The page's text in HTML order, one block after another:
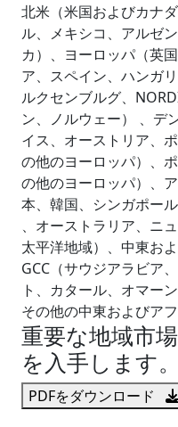
北米（米国およびカナ
ル、メキシコ、アルゼ
カ）、ヨーロッパ（英
ア、スペイン、ハンガ
ルクセンブルグ、
ン、ノルウェー） 、デ
イス、オーストリア、
の他のヨーロッパ）、
の他のヨーロッパ）、
本、韓国、シンガポー
、オーストラリア、ニ
太平洋地域）、中東お
GCC（サウジアラビア
ト、カタール、オマー
その他の中東およびア
重要な地域市
を入手します。
PDFをダウンロード